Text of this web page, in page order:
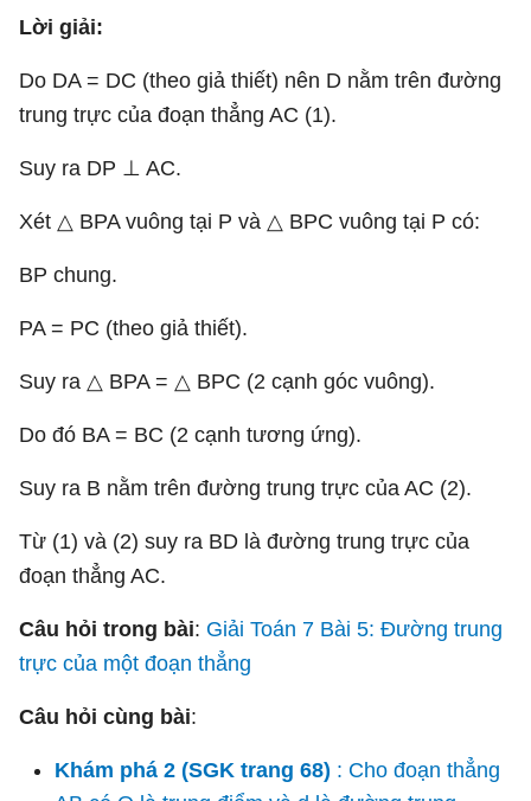
Lời giải:
Do DA = DC (theo giả thiết) nên D nằm trên đường
trung trực của đoạn thẳng AC (1).
Suy ra DP ⊥ AC.
Xét △ BPA vuông tại P và △ BPC vuông tại P có:
BP chung.
PA = PC (theo giả thiết).
Suy ra △ BPA = △ BPC (2 cạnh góc vuông).
Do đó BA = BC (2 cạnh tương ứng).
Suy ra B nằm trên đường trung trực của AC (2).
Từ (1) và (2) suy ra BD là đường trung trực của
đoạn thẳng AC.
Câu hỏi trong bài: Giải Toán 7 Bài 5: Đường trung
trực của một đoạn thẳng
Câu hỏi cùng bài:
Khám phá 2 (SGK trang 68) : Cho đoạn thẳng